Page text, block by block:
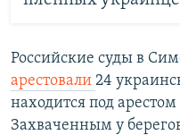
​Российские суды в
арестовали 24
находится под
Захваченным у